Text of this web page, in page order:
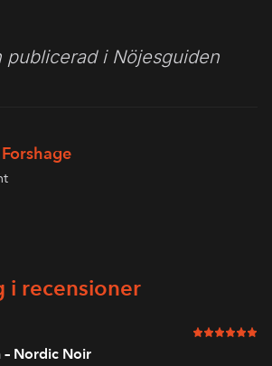
publicerad i Nöjesguiden
i recensioner
6 av 6 i
– Nordic Noir